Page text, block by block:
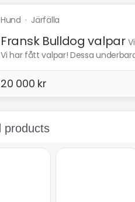
Hund · Järfälla
Fransk Bulldog valpar
Vi har fått valpar! Dessa
20 000 kr